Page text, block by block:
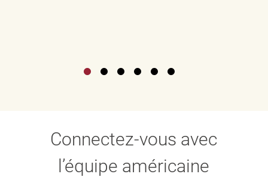
Connectez-vous avec
l’équipe américaine